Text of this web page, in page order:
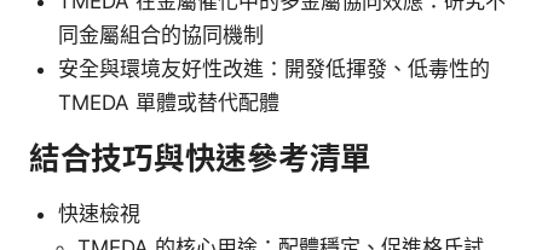
同金屬組合的協同機制
安全與環境友好性改進：開發低揮發、低毒性的
TMEDA 單體或替代配體
結合技巧與快速參考清單
快速檢視